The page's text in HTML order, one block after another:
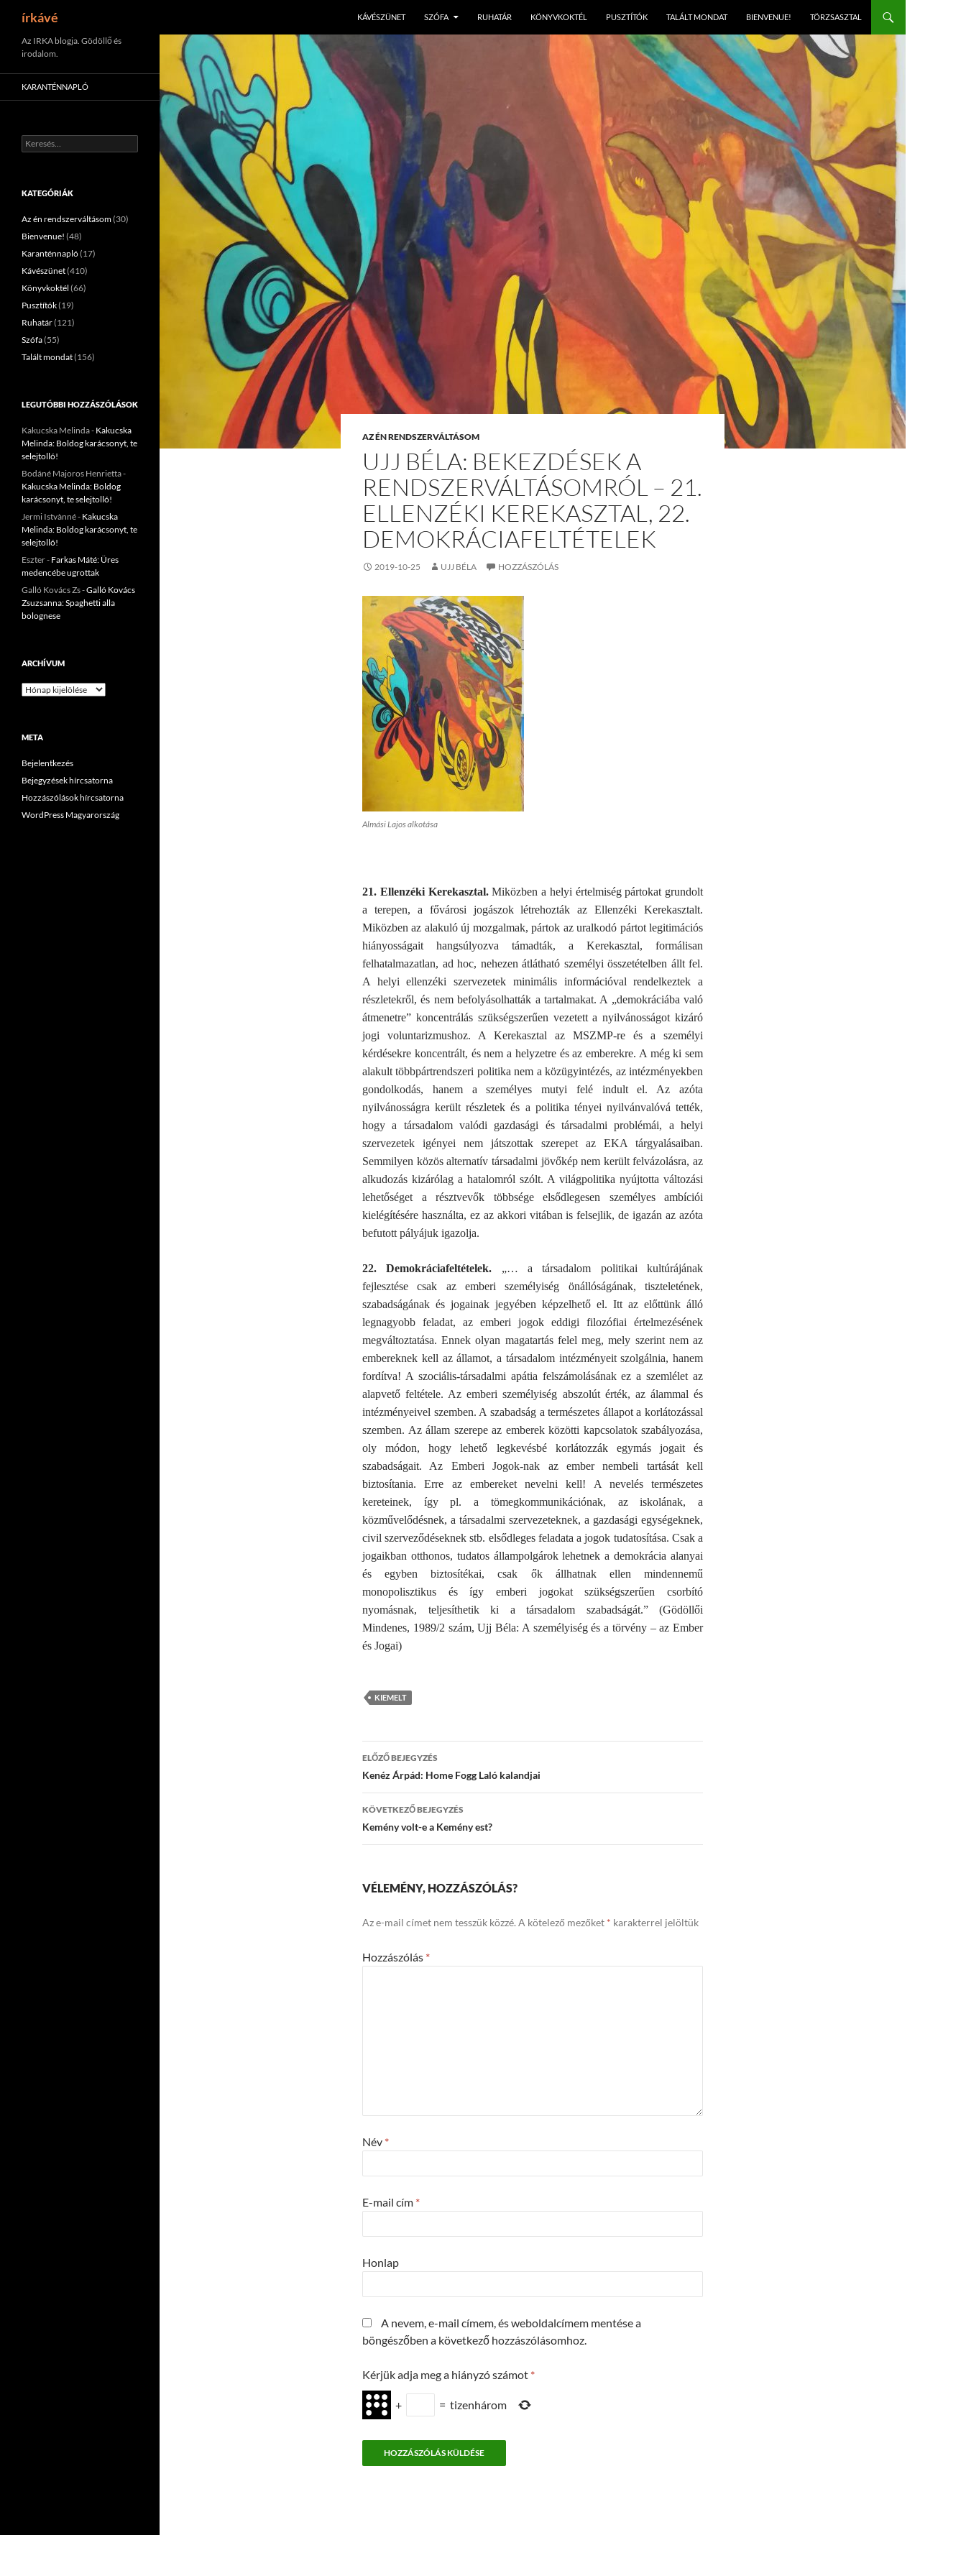
Tartalomhoz
írkávé KÁVÉSZÜNET SZÓFA RUHATÁR KÖNYVKOKTÉL PUSZTÍTÓK TALÁLT MONDAT BIENVENUE! TÖRZSASZTAL
AZ ÉN RENDSZERVÁLTÁSOM
UJJ BÉLA: BEKEZDÉSEK A
RENDSZERVÁLTÁSOMRÓL – 21.
ELLENZÉKI KEREKASZTAL, 22.
DEMOKRÁCIAFELTÉTELEK
2019-10-25 UJJ BÉLA HOZZÁSZÓLÁS
Almási Lajos alkotása
21. Ellenzéki Kerekasztal.Miközben a helyi értelmiség pártokat grundolt
a terepen, a fővárosi jogászok létrehozták az Ellenzéki Kerekasztalt.
Miközben az alakuló új mozgalmak, pártok az uralkodó pártot legitimációs
hiányosságait hangsúlyozva támadták, a Kerekasztal, formálisan
felhatalmazatlan, ad hoc, nehezen átlátható személyi összetételben állt fel.
A helyi ellenzéki szervezetek minimális információval rendelkeztek a
részletekről, és nem befolyásolhatták a tartalmakat. A „demokráciába való
átmenetre” koncentrálás szükségszerűen vezetett a nyilvánosságot kizáró
jogi voluntarizmushoz. A Kerekasztal az MSZMP-re és a személyi
kérdésekre koncentrált, és nem a helyzetre és az emberekre. A még ki sem
alakult többpártrendszeri politika nem a közügyintézés, az intézményekben
gondolkodás, hanem a személyes mutyi felé indult el. Az azóta
nyilvánosságra került részletek és a politika tényei nyilvánvalóvá tették,
hogy a társadalom valódi gazdasági és társadalmi problémái, a helyi
szervezetek igényei nem játszottak szerepet az EKA tárgyalásaiban.
Semmilyen közös alternatív társadalmi jövőkép nem került felvázolásra, az
alkudozás kizárólag a hatalomról szólt. A világpolitika nyújtotta változási
lehetőséget a résztvevők többsége elsődlegesen személyes ambíciói
kielégítésére használta, ez az akkori vitában is felsejlik, de igazán az azóta
befutott pályájuk igazolja.
22. Demokráciafeltételek. „… a társadalom politikai kultúrájának
fejlesztése csak az emberi személyiség önállóságának, tiszteletének,
szabadságának és jogainak jegyében képzelhető el. Itt az előttünk álló
legnagyobb feladat, az emberi jogok eddigi filozófiai értelmezésének
megváltoztatása. Ennek olyan magatartás felel meg, mely szerint nem az
embereknek kell az államot, a társadalom intézményeit szolgálnia, hanem
fordítva! A szociális-társadalmi apátia felszámolásának ez a szemlélet az
alapvető feltétele. Az emberi személyiség abszolút érték, az álammal és
intézményeivel szemben. A szabadság a természetes állapot a korlátozással
szemben. Az állam szerepe az emberek közötti kapcsolatok szabályozása,
oly módon, hogy lehető legkevésbé korlátozzák egymás jogait és
szabadságait. Az Emberi Jogok-nak az ember nembeli tartását kell
biztosítania. Erre az embereket nevelni kell! A nevelés természetes
kereteinek, így pl. a tömegkommunikációnak, az iskolának, a
közművelődésnek, a társadalmi szervezeteknek, a gazdasági egységeknek,
civil szerveződéseknek stb. elsődleges feladata a jogok tudatosítása. Csak a
jogaikban otthonos, tudatos állampolgárok lehetnek a demokrácia alanyai
és egyben biztosítékai, csak ők állhatnak ellen mindennemű
monopolisztikus és így emberi jogokat szükségszerűen csorbító
nyomásnak, teljesíthetik ki a társadalom szabadságát.” (Gödöllői
Mindenes, 1989/2 szám, Ujj Béla: A személyiség és a törvény – az Ember
és Jogai)
KIEMELT
Bejegyzések
navigációja
ELŐZŐ BEJEGYZÉS
Kenéz Árpád: Home Fogg Laló kalandjai
KÖVETKEZŐ BEJEGYZÉS
Kemény volt-e a Kemény est?
VÉLEMÉNY, HOZZÁSZÓLÁS?
Az e-mail címet nem tesszük közzé. A kötelező mezőket * karakterrel jelöltük
Hozzászólás *
Név *
E-mail cím *
Honlap
A nevem, e-mail címem, és weboldalcímem mentése a
böngészőben a következő hozzászólásomhoz.
Kérjük adja meg a hiányzó számot *
+ = tizenhárom
Az IRKA blogja. Gödöllő és
irodalom.
KARANTÉNNAPLÓ
Keresés:
KATEGÓRIÁK
Az én rendszerváltásom(30)
Bienvenue! (48)
Karanténnapló(17)
Kávészünet(410)
Könyvkoktél (66)
Pusztítók(19)
Ruhatár(121)
Szófa(55)
Talált mondat(156)
LEGUTÓBBI HOZZÁSZÓLÁSOK
Kakucska Melinda- Kakucska
Melinda: Boldog karácsonyt, te
selejtolló!
Bodáné Majoros Henrietta-
Kakucska Melinda: Boldog
karácsonyt, te selejtolló!
Jermi Istvànné- Kakucska
Melinda: Boldog karácsonyt, te
selejtolló!
Eszter- Farkas Máté: Üres
medencébe ugrottak
Galló Kovács Zs-Galló Kovács
Zsuzsanna: Spaghetti alla
bolognese
ARCHÍVUM
Archívum
META
Bejelentkezés
Bejegyzések hírcsatorna
Hozzászólások hírcsatorna
WordPress Magyarország